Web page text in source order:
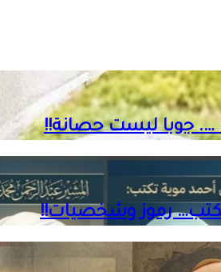
…. جوبا ليست حصانة!!
رموز وشخصيات!!